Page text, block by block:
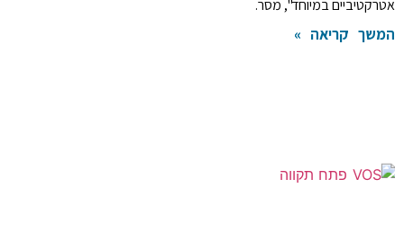
אטרקטיביים במיוחד", מסר.
המשך קריאה »